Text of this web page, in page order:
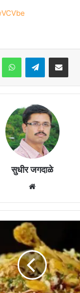
WhatsAppTelegramShare via Email
सुधीर जगदाळे